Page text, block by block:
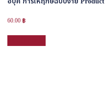
60.00 ฿